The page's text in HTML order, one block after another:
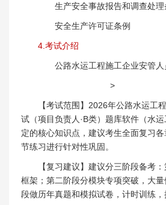
生产安全事故报告和调查处理
安全生产许可证条例
4.考试介绍
公路水运工程施工企业安管人
>
【考试范围】2026年公路水运工
试（项目负责人·B类）题库软件（水
定的核心知识点，建议考生全面复习
节练习进行针对性巩固。
【复习建议】建议分三阶段备考
框架；第二阶段分模块专项突破，大
段做历年真题和模拟试卷，计时训练，